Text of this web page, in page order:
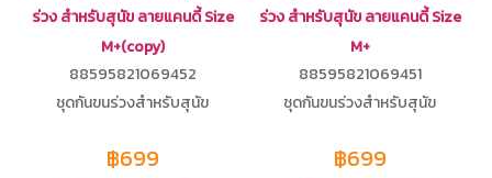
ร่วง สำหรับสุนัข ลายแคนดี้ Size
M+(copy)
88595821069452
ชุดกันขนร่วงสำหรับสุนัข
฿699
ร่วง สำหรับสุนัข ลายแคนดี้ Size
M+
88595821069451
ชุดกันขนร่วงสำหรับสุนัข
฿699